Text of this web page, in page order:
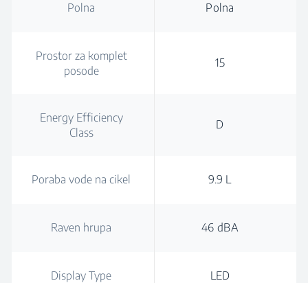
Polna Polna
Prostor za komplet
posode
15
Energy Efficiency
Class
D
Poraba vode na cikel 9.9 L
Raven hrupa 46 dBA
Display Type LED